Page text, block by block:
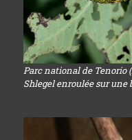
Parc national de Tenorio
Shlegel enroulée sur une